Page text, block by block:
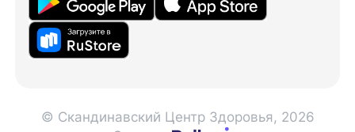
© Скандинавский Центр Здоровья, 2026